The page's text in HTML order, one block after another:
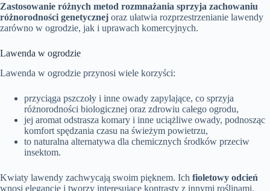
Zastosowanie różnych metod rozmnażania sprzyja zachowaniu
różnorodności genetycznej oraz ułatwia rozprzestrzenianie lawendy
zarówno w ogrodzie, jak i uprawach komercyjnych.
Lawenda w ogrodzie
Lawenda w ogrodzie przynosi wiele korzyści:
przyciąga pszczoły i inne owady zapylające, co sprzyja
różnorodności biologicznej oraz zdrowiu całego ogrodu,
jej aromat odstrasza komary i inne uciążliwe owady, podnosząc
komfort spędzania czasu na świeżym powietrzu,
to naturalna alternatywa dla chemicznych środków przeciw
insektom.
Kwiaty lawendy zachwycają swoim pięknem. Ich fioletowy odcień
wnosi elegancję i tworzy interesujące kontrasty z innymi roślinami.